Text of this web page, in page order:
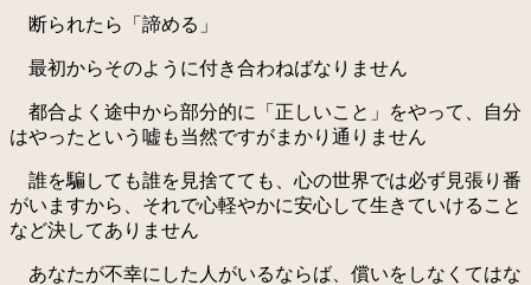
断られたら「諦める」
最初からそのように付き合わねばなりません
都合よく途中から部分的に「正しいこと」をやって、自分
はやったという嘘も当然ですがまかり通りません
誰を騙しても誰を見捨てても、心の世界では必ず見張り番
がいますから、それで心軽やかに安心して生きていけること
など決してありません
あなたが不幸にした人がいるならば、償いをしなくてはな